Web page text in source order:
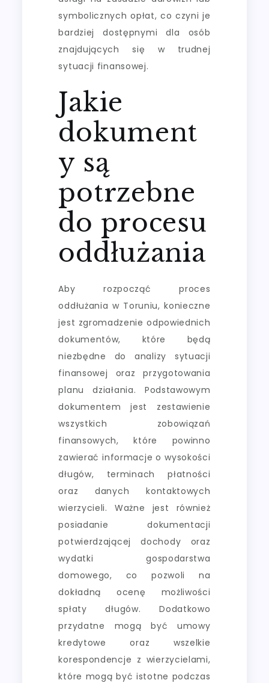
symbolicznych opłat, co czyni je
bardziej dostępnymi dla osób
znajdujących się w trudnej
sytuacji finansowej.
Jakie
dokument
y są
potrzebne
do procesu
oddłużania
Aby rozpocząć proces
oddłużania w Toruniu, konieczne
jest zgromadzenie odpowiednich
dokumentów, które będą
niezbędne do analizy sytuacji
finansowej oraz przygotowania
planu działania. Podstawowym
dokumentem jest zestawienie
wszystkich zobowiązań
finansowych, które powinno
zawierać informacje o wysokości
długów, terminach płatności
oraz danych kontaktowych
wierzycieli. Ważne jest również
posiadanie dokumentacji
potwierdzającej dochody oraz
wydatki gospodarstwa
domowego, co pozwoli na
dokładną ocenę możliwości
spłaty długów. Dodatkowo
przydatne mogą być umowy
kredytowe oraz wszelkie
korespondencje z wierzycielami,
które mogą być istotne podczas